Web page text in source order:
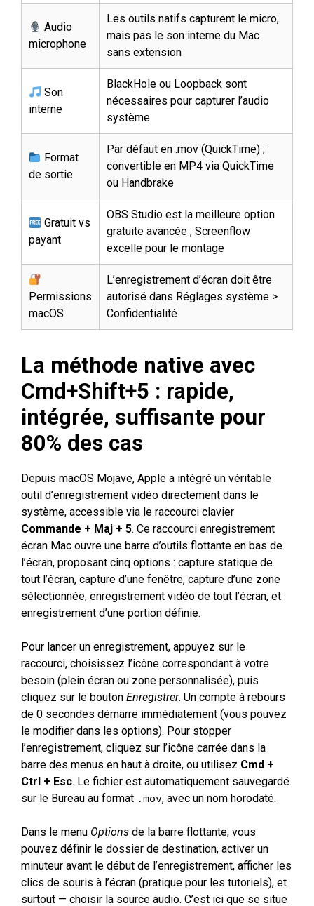
Audio
microphone
Les outils natifs capturent le micro,
mais pas le son interne du Mac
sans extension
Son
interne
BlackHole ou Loopback sont
nécessaires pour capturer l’audio
système
Format
de sortie
Par défaut en .mov (QuickTime) ;
convertible en MP4 via QuickTime
ou Handbrake
Gratuit vs
payant
OBS Studio est la meilleure option
gratuite avancée ; Screenflow
excelle pour le montage
Permissions
macOS
L’enregistrement d’écran doit être
autorisé dans Réglages système >
Confidentialité
La méthode native avec
Cmd+Shift+5 : rapide,
intégrée, suffisante pour
80% des cas
Depuis macOS Mojave, Apple a intégré un véritable
outil d’enregistrement vidéo directement dans le
système, accessible via le raccourci clavier
Commande + Maj + 5. Ce raccourci enregistrement
écran Mac ouvre une barre d’outils flottante en bas de
l’écran, proposant cinq options : capture statique de
tout l’écran, capture d’une fenêtre, capture d’une zone
sélectionnée, enregistrement vidéo de tout l’écran, et
enregistrement d’une portion définie.
Pour lancer un enregistrement, appuyez sur le
raccourci, choisissez l’icône correspondant à votre
besoin (plein écran ou zone personnalisée), puis
cliquez sur le bouton Enregistrer. Un compte à rebours
de 0 secondes démarre immédiatement (vous pouvez
le modifier dans les options). Pour stopper
l’enregistrement, cliquez sur l’icône carrée dans la
barre des menus en haut à droite, ou utilisez Cmd +
Ctrl + Esc. Le fichier est automatiquement sauvegardé
sur le Bureau au format .mov, avec un nom horodaté.
Dans le menu Options de la barre flottante, vous
pouvez définir le dossier de destination, activer un
minuteur avant le début de l’enregistrement, afficher les
clics de souris à l’écran (pratique pour les tutoriels), et
surtout — choisir la source audio. C’est ici que se situe